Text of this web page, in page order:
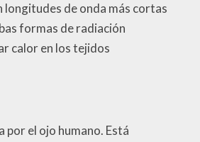
de onda más cortas
formas de radiación
calor en los tejidos
el ojo humano. Está